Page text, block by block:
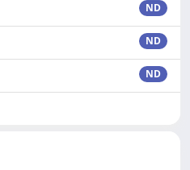
ND
ND
ND